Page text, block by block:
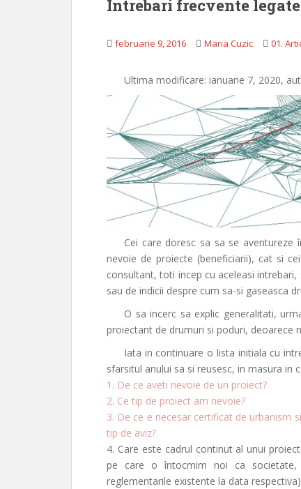
Intrebari frecvente
februarie 9, 2016 Maria Cuzic 01.
Ultima modificare: ianuarie 7, 2020,
Cei care doresc sa sa se
nevoie de proiecte (beneficiarii), cat si
consultant, toti incep cu aceleasi
sau de indicii despre cum sa-si gaseasca
O sa incerc sa explic generalitati,
proiectant de drumuri si poduri, deoarece
Iata in continuare o lista initiala cu
sfarsitul anului sa si reusesc, in masura
1. De ce aveti nevoie de un proiect?
2. Ce tip de proiect am nevoie?
3. De ce e necesar certificat de urbanism
tip de aviz?
4. Care este cadrul continut al unui
pe care o întocmim noi ca
reglementarile existente la data respectiva)